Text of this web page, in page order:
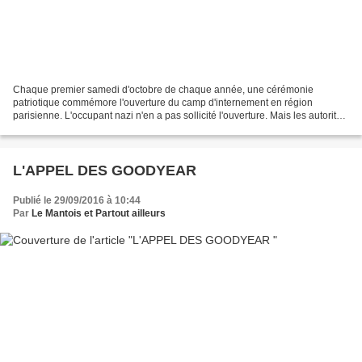
Chaque premier samedi d'octobre de chaque année, une cérémonie
patriotique commémore l'ouverture du camp d'internement en région
parisienne. L'occupant nazi n'en a pas sollicité l'ouverture. Mais les autorités
L'APPEL DES GOODYEAR
Publié le 29/09/2016 à 10:44
Par Le Mantois et Partout ailleurs